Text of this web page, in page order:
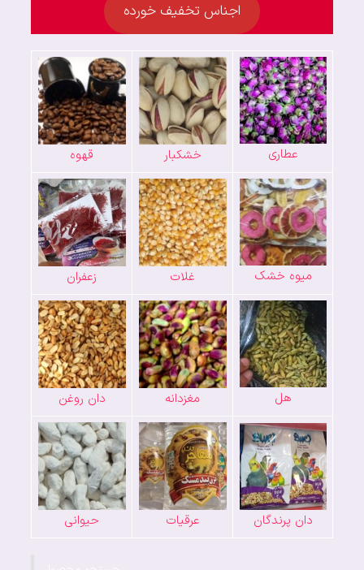
اجناس تخفیف خورده
عطاری خشکبار قهوه
میوه خشک غلات زعفران
هل مغزدانه دان روغن
دان پرندگان عرقیات حیوانی